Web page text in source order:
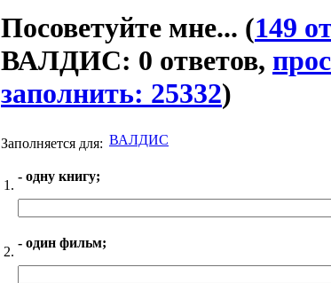
Посоветуйте мне... (149
ВАЛДИС: 0 ответов,
заполнить: 25332)
Заполняется для: ВАЛДИС
1.
- одну книгу;
2.
- один фильм;